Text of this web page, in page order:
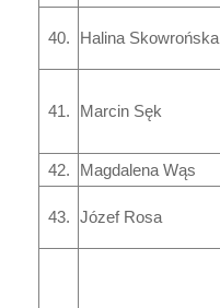
40. Halina Skowrońska
41. Marcin Sęk
42. Magdalena Wąs
43. Józef Rosa